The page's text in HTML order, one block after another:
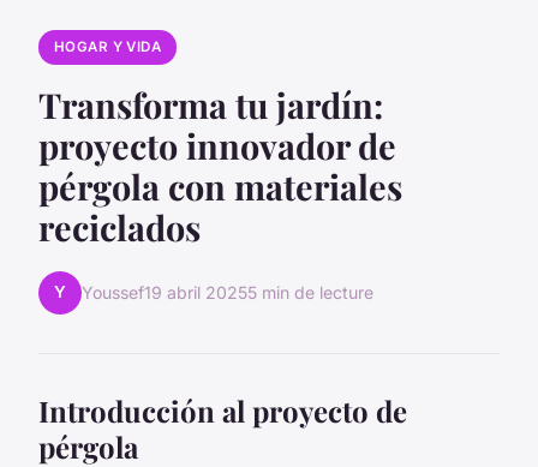
HOGAR Y VIDA
Transforma tu jardín:
proyecto innovador de
pérgola con materiales
reciclados
Y Youssef19 abril 20255 min de lecture
Introducción al proyecto de
pérgola